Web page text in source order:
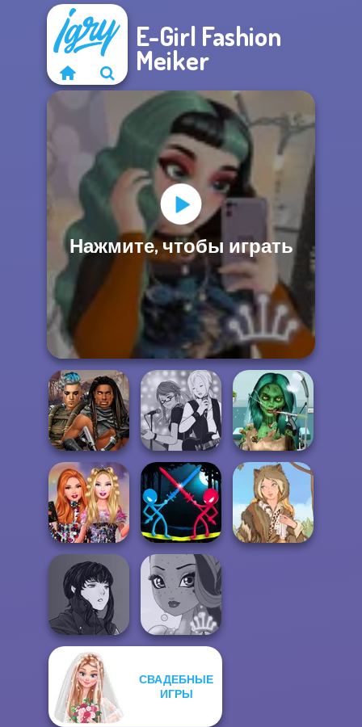
E-Girl Fashion
Meiker
Нажмите, чтобы играть
Cyberpunk
Guardians
Manga Creator -
Rebels Page 1
Ghoulish To
Gorgeous Cool
Zomb...
Bestie Birthday
Surprise
Stick Duel:
Medieval Wars
Manga Creator
Vampire Hunter
P...
СВАДЕБНЫЕ
ИГРЫ